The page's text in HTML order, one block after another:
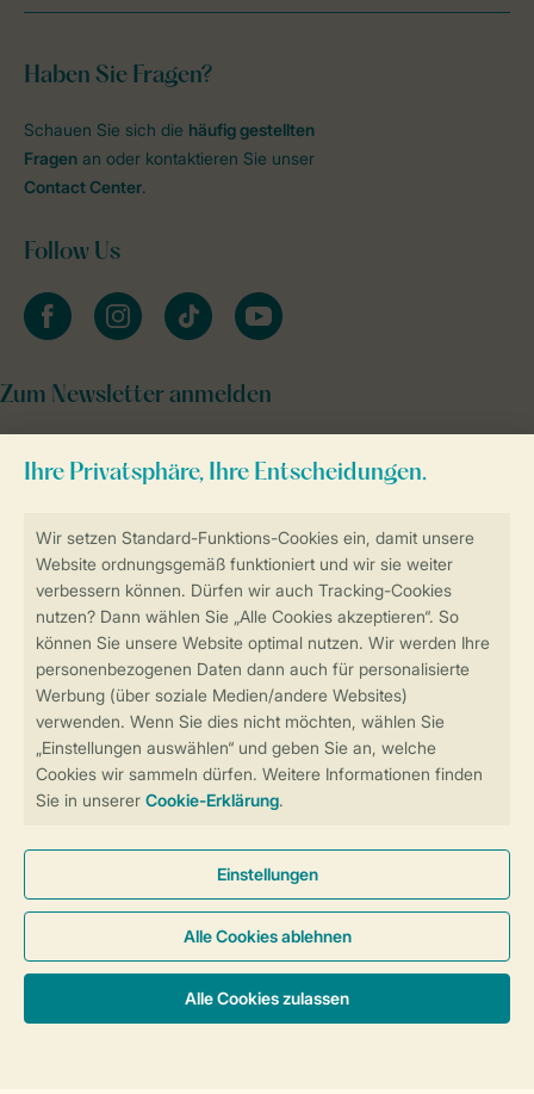
Sicherstellung Deiner Privatsphäre
Sicher und schnell zur Online-Buchung
Sichere Datenübertragung
Sicheres Bezahlen
Haben Sie Fragen?
Schauen Sie sich die häufig gestellten
Fragen an oder kontaktieren Sie unser
Contact Center.
Follow Us
facebookinstagramtiktok youtube
Zum Newsletter anmelden
Cookies und Banner
Barrierefreiheit
© 2026 Landal GreenParks GmbH